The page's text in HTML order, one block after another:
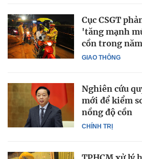
GIAO THÔNG
Cục CSGT
'tăng mạnh
cồn trong
CHÍNH TRỊ
Nghiên cứu
mới để kiểm
nồng độ cồn